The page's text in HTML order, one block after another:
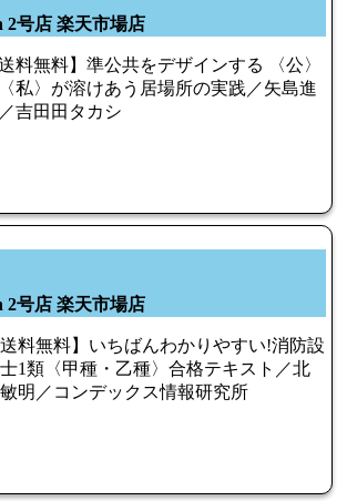
2号店 楽天市場店
送料無料】準公共をデザインする 〈公〉
私〉が溶けあう居場所の実践／矢島進
吉田田タカシ
2号店 楽天市場店
送料無料】いちばんわかりやすい!消防設
1類〈甲種・乙種〉合格テキスト／北
明／コンデックス情報研究所